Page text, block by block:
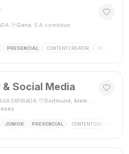
Gana A combinar·
PRESENCIAL CONTENT CREATOR SOCIAL MEDIA
Social Media
EXPIRADA Dortmund, Alemanha
JÚNIOR PRESENCIAL CONTENT CREATOR